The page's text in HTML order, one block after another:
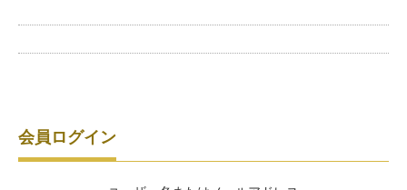
会員ログイン